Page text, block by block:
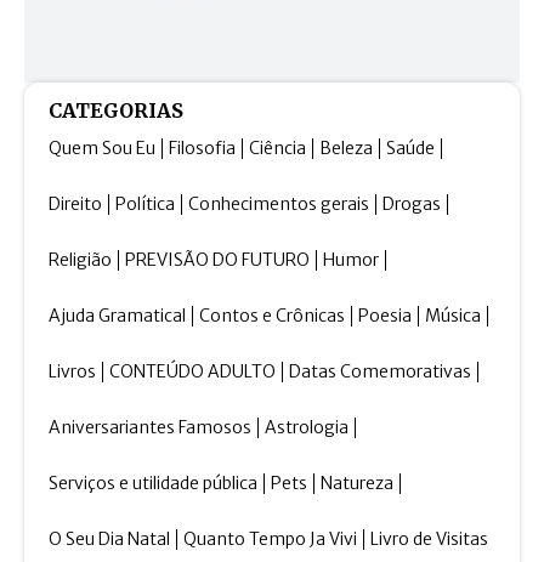
CATEGORIAS
Quem Sou Eu Filosofia Ciência Beleza Saúde
Direito Política Conhecimentos gerais Drogas
Religião PREVISÃO DO FUTURO Humor
Ajuda Gramatical Contos e Crônicas Poesia Música
Livros CONTEÚDO ADULTO Datas Comemorativas
Aniversariantes Famosos Astrologia
Serviços e utilidade pública Pets Natureza
O Seu Dia Natal Quanto Tempo Ja Vivi Livro de Visitas